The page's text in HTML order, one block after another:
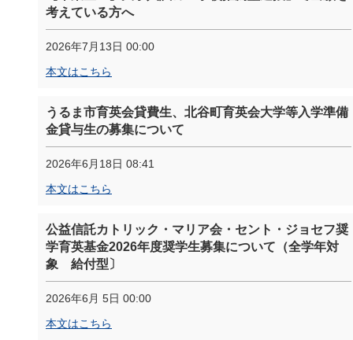
考えている方へ
2026年7月13日 00:00
本文はこちら
うるま市育英会貸費生、北谷町育英会大学等入学準備
金貸与生の募集について
2026年6月18日 08:41
本文はこちら
公益信託カトリック・マリア会・セント・ジョセフ奨
学育英基金2026年度奨学生募集について（全学年対
象 給付型〕
2026年6月 5日 00:00
本文はこちら